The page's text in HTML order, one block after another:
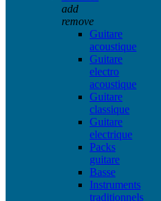
add
remove
Guitare
acoustique
Guitare
electro
acoustique
Guitare
classique
Guitare
electrique
Packs
guitare
Basse
Instruments
traditionnels